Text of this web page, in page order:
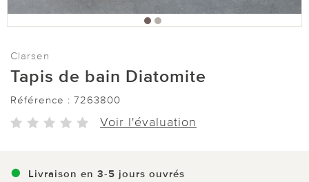
Clarsen
Tapis de bain Diatomite
Référence : 7263800
Voir l'évaluation
Livraison en 3-5 jours ouvrés